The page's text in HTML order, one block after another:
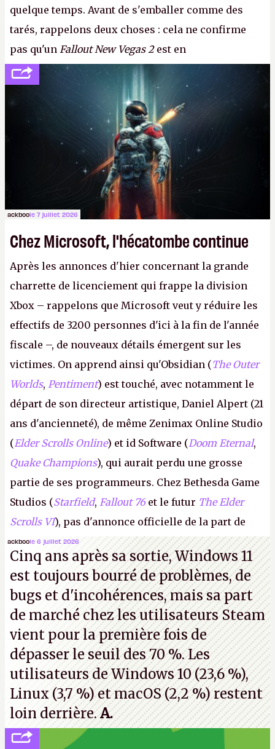
quelque temps. Avant de s'emballer comme des
tarés, rappelons deux choses : cela ne confirme
pas qu'un Fallout New Vegas 2est en
développement (pour ce que l'on sait, ils bossent
peut-être sur
Fallout Football ou
Fallout vs. Les
Lapins Crétins) et l'Obsidian d'aujourd'hui n'est plus
le même studio qu'il y a 15 ans. Mais bon, OK, on
peut commencer à fantasmer.A.
ackboole 7 juillet 2026
Chez Microsoft, l'hécatombe continue
Après les annonces d'hier concernant la grande
charrette de licenciement qui frappe la division
Xbox – rappelons que Microsoft veut y réduire les
effectifs de 3200 personnes d'ici à la fin de l'année
fiscale –, de nouveaux détails émergent sur les
victimes. On apprend ainsi qu'Obsidian (The Outer
Worlds, Pentiment) est touché, avec notamment le
départ de son directeur artistique, Daniel Alpert (21
ans d'ancienneté), de même Zenimax Online Studio
(Elder Scrolls Online) et id Software (Doom Eternal,
Quake Champions), qui aurait perdu une grosse
partie de ses programmeurs. Chez Bethesda Game
Studios (Starfield, Fallout 76 et le futur The Elder
Scrolls VI), pas d'annonce officielle de la part de
Microsoft, mais le syndicat des employés confirme
de nombreux licenciements.A.
ackboole 6 juillet 2026
Cinq ans après sa sortie, Windows 11
est toujours bourré de problèmes, de
bugs et d'incohérences, mais sa part
de marché chez les utilisateurs Steam
vient pour la première fois de
dépasser le seuil des 70 %. Les
utilisateurs de Windows 10 (23,6 %),
Linux (3,7 %) et macOS (2,2 %) restent
loin derrière.A.